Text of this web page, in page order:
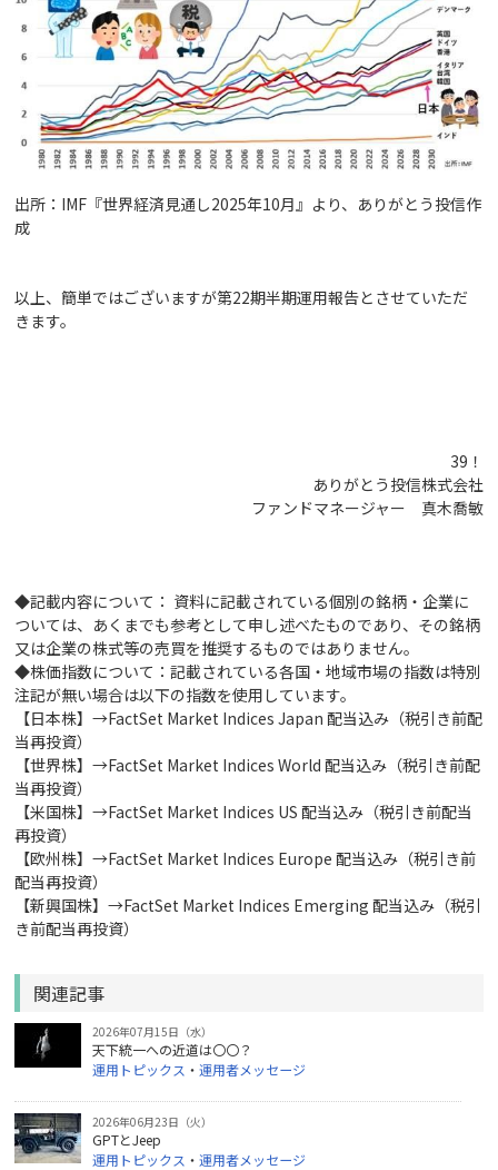
出所：IMF『世界経済見通し2025年10月』より、ありがとう投信作
成
以上、簡単ではございますが第22期半期運用報告とさせていただ
きます。
39！
ありがとう投信株式会社
ファンドマネージャー 真木喬敏
◆記載内容について： 資料に記載されている個別の銘柄・企業に
ついては、あくまでも参考として申し述べたものであり、その銘柄
又は企業の株式等の売買を推奨するものではありません。
◆株価指数について：記載されている各国・地域市場の指数は特別
注記が無い場合は以下の指数を使用しています。
【日本株】→FactSet Market Indices Japan 配当込み（税引き前配
当再投資）
【世界株】→FactSet Market Indices World 配当込み（税引き前配
当再投資）
【米国株】→FactSet Market Indices US 配当込み（税引き前配当
再投資）
【欧州株】→FactSet Market Indices Europe 配当込み（税引き前
配当再投資）
【新興国株】→FactSet Market Indices Emerging 配当込み（税引
き前配当再投資）
関連記事
2026年07月15日（水）
天下統一への近道は〇〇？
運用トピックス ・運用者メッセージ
2026年06月23日（火）
GPTとJeep
運用トピックス ・運用者メッセージ